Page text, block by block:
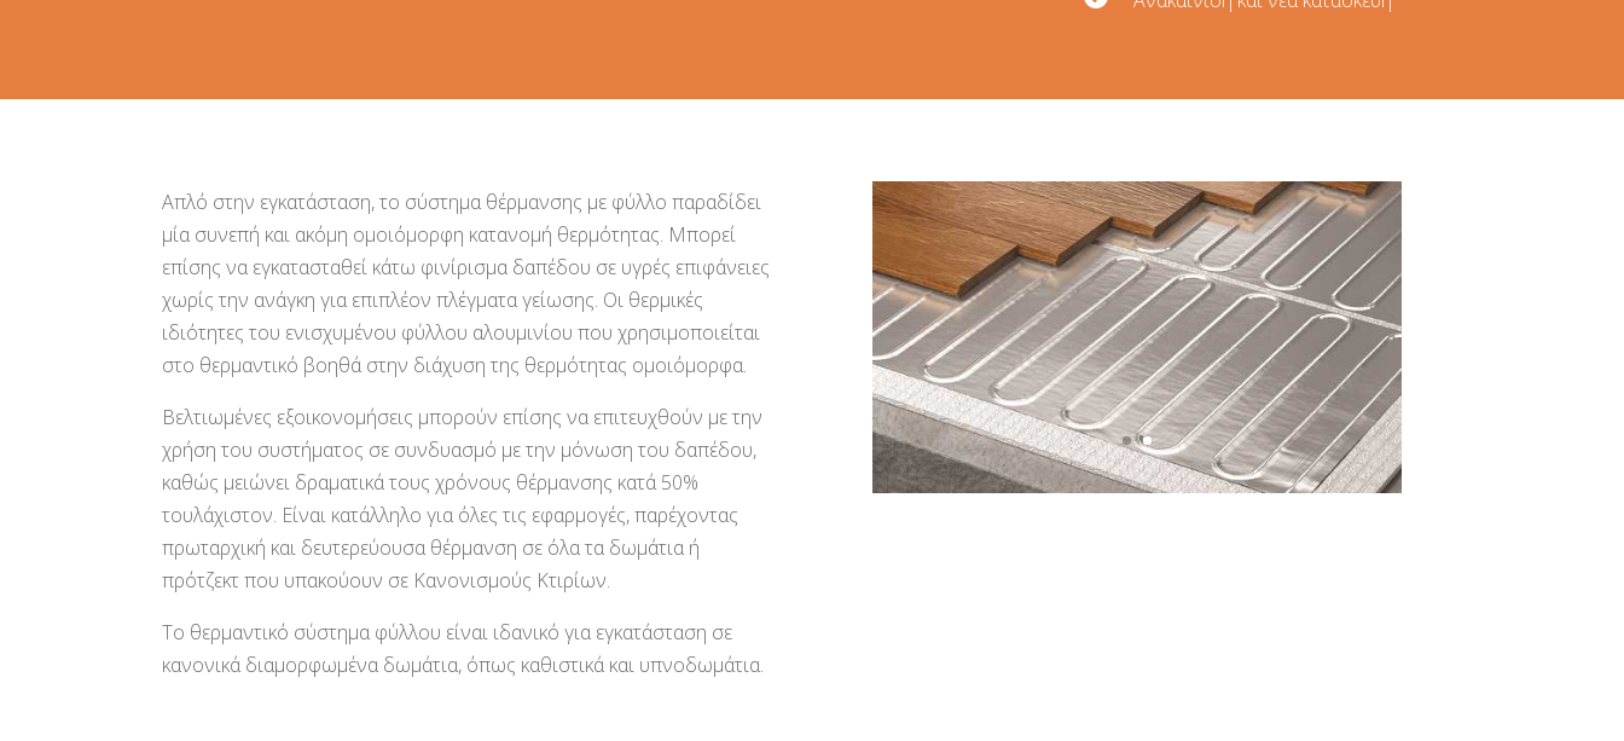
Απλό στην εγκατάσταση, το σύστημα θέρμανσης με φύλλο παραδίδει
μία συνεπή και ακόμη ομοιόμορφη κατανομή θερμότητας. Μπορεί
επίσης να εγκατασταθεί κάτω φινίρισμα δαπέδου σε υγρές επιφάνειες
χωρίς την ανάγκη για επιπλέον πλέγματα γείωσης. Οι θερμικές
ιδιότητες του ενισχυμένου φύλλου αλουμινίου που χρησιμοποιείται
στο θερμαντικό βοηθά στην διάχυση της θερμότητας ομοιόμορφα.
Βελτιωμένες εξοικονομήσεις μπορούν επίσης να επιτευχθούν με την
χρήση του συστήματος σε συνδυασμό με την μόνωση του δαπέδου,
καθώς μειώνει δραματικά τους χρόνους θέρμανσης κατά 50%
τουλάχιστον. Είναι κατάλληλο για όλες τις εφαρμογές, παρέχοντας
πρωταρχική και δευτερεύουσα θέρμανση σε όλα τα δωμάτια ή
πρότζεκτ που υπακούουν σε Κανονισμούς Κτιρίων.
Το θερμαντικό σύστημα φύλλου είναι ιδανικό για εγκατάσταση σε
κανονικά διαμορφωμένα δωμάτια, όπως καθιστικά και υπνοδωμάτια.